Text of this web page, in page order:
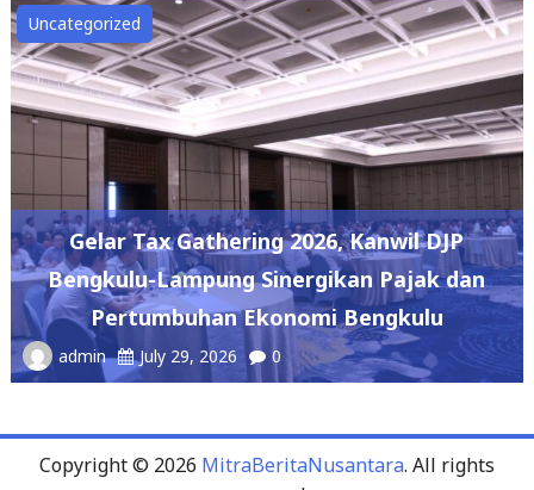
Uncategorized
Gelar Tax Gathering 2026, Kanwil DJP
Bengkulu-Lampung Sinergikan Pajak dan
Pertumbuhan Ekonomi Bengkulu
admin July 29, 2026 0
Copyright © 2026 MitraBeritaNusantara. All rights